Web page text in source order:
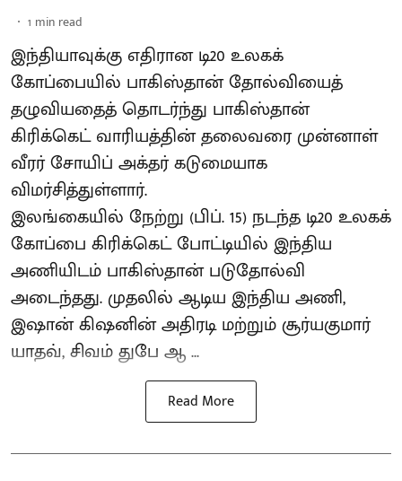
1 min read
இந்தியாவுக்கு எதிரான டி20 உலகக்
கோப்பையில் பாகிஸ்தான் தோல்வியைத்
தழுவியதைத் தொடர்ந்து பாகிஸ்தான்
கிரிக்கெட் வாரியத்தின் தலைவரை முன்னாள்
வீரர் சோயிப் அக்தர் கடுமையாக
விமர்சித்துள்ளார்.
இலங்கையில் நேற்று (பிப். 15) நடந்த டி20 உலகக்
கோப்பை கிரிக்கெட் போட்டியில் இந்திய
அணியிடம் பாகிஸ்தான் படுதோல்வி
அடைந்தது. முதலில் ஆடிய இந்திய அணி,
இஷான் கிஷனின் அதிரடி மற்றும் சூர்யகுமார்
யாதவ், சிவம் துபே ஆ ...
Read More